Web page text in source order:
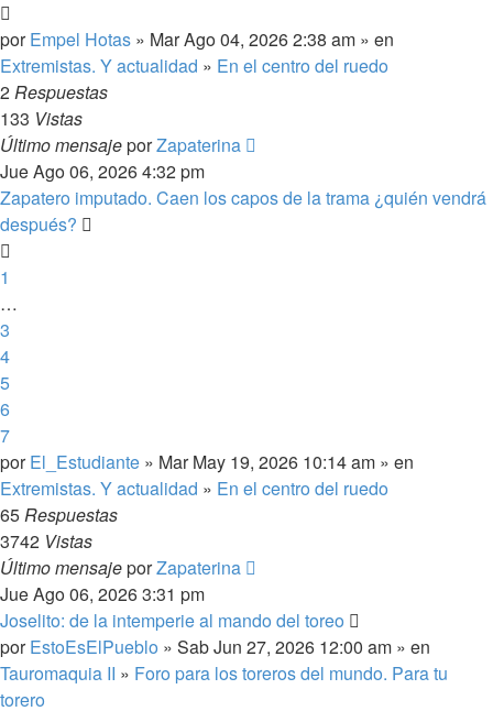
porEmpel Hotas » Mar Ago 04, 2026 2:38 am » en
Extremistas. Y actualidad » En el centro del ruedo
2Respuestas
133 Vistas
Último mensajeporZapaterina
Jue Ago 06, 2026 4:32 pm
Zapatero imputado. Caen los capos de la trama ¿quién vendrá
después?
1
…
3
4
5
6
7
porEl_Estudiante » Mar May 19, 2026 10:14 am » en
Extremistas. Y actualidad » En el centro del ruedo
65Respuestas
3742 Vistas
Último mensajeporZapaterina
Jue Ago 06, 2026 3:31 pm
Joselito: de la intemperie al mando del toreo
porEstoEsElPueblo » Sab Jun 27, 2026 12:00 am » en
Tauromaquia II » Foro para los toreros del mundo. Para tu
torero